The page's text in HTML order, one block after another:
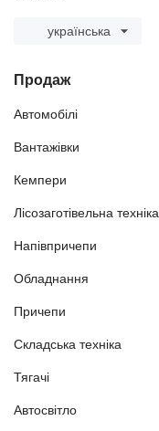
українська
Продаж
Автомобілі
Вантажівки
Кемпери
Лісозаготівельна техніка
Напівпричепи
Обладнання
Причепи
Складська техніка
Тягачі
Автосвітло